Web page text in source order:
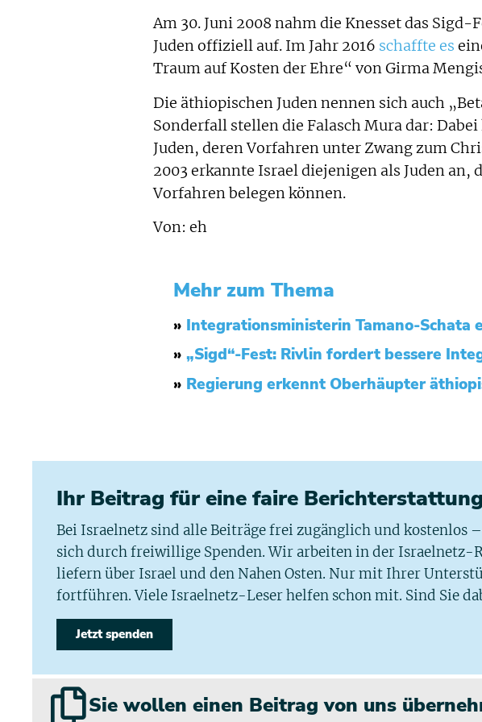
Am 30. Juni 2008 nahm die Knesset das
Juden offiziell auf. Im Jahr 2016 schaffte es
Traum auf Kosten der Ehre“ von Girma
Die äthiopischen Juden nennen sich auch
Sonderfall stellen die Falasch Mura dar:
Juden, deren Vorfahren unter Zwang zum
2003 erkannte Israel diejenigen als Juden
Vorfahren belegen können.
Von: eh
Mehr zum Thema
» Integrationsministerin Tamano-
» „Sigd“-Fest: Rivlin fordert bessere
» Regierung erkennt Oberhäupter
Ihr Beitrag für eine faire
Bei Israelnetz sind alle Beiträge frei zugänglich und kostenlos
sich durch freiwillige Spenden. Wir arbeiten in der
liefern über Israel und den Nahen Osten. Nur mit Ihrer
fortführen. Viele Israelnetz-Leser helfen schon mit. Sind Sie
Jetzt spenden
Sie wollen einen Beitrag von uns